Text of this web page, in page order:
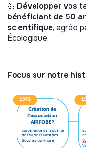
💪 Développer vos
bénéficiant de 50
scientifique, agrée
Écologique.
Focus sur notre